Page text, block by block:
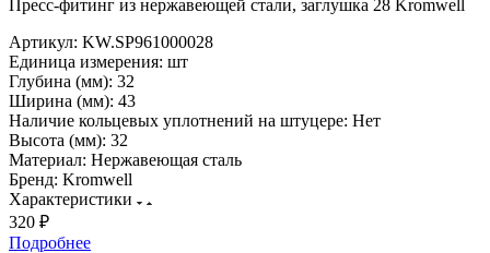
Пресс-фитинг из нержавеющей стали, заглушка 28 Kromwell
Артикул: KW.SP961000028
Единица измерения: шт
Глубина (мм): 32
Ширина (мм): 43
Наличие кольцевых уплотнений на штуцере: Нет
Высота (мм): 32
Материал: Нержавеющая сталь
Бренд: Kromwell
Характеристики
320 ₽
Подробнее